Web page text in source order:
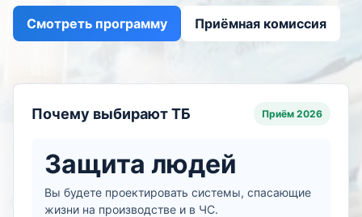
Смотреть программу Приёмная комиссия
Почему выбирают ТБ Приём 2026
Защита людей
Вы будете проектировать системы, спасающие
жизни на производстве и в ЧС.